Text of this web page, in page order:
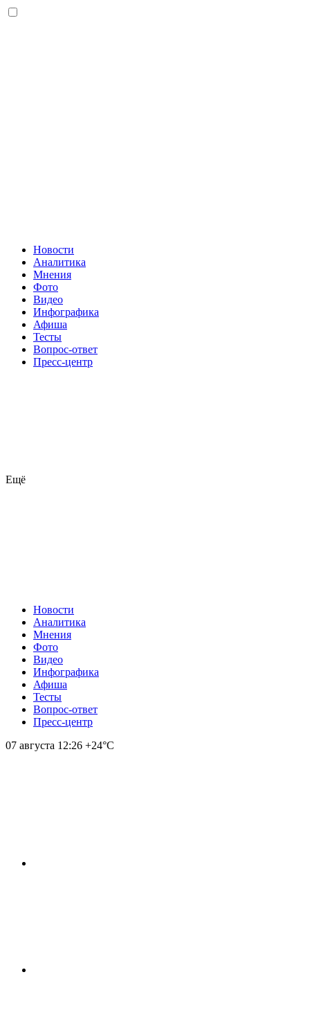
Новости
Аналитика
Мнения
Фото
Видео
Инфографика
Афиша
Тесты
Вопрос-ответ
Пресс-центр
Ещё
Новости
Аналитика
Мнения
Фото
Видео
Инфографика
Афиша
Тесты
Вопрос-ответ
Пресс-центр
07 августа 12:26 +24°С